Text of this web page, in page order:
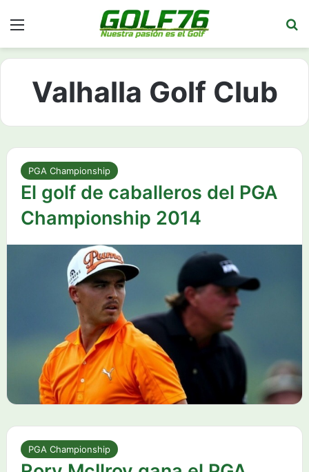
Valhalla Golf Club
PGA Championship
El golf de caballeros del PGA
Championship 2014
PGA Championship